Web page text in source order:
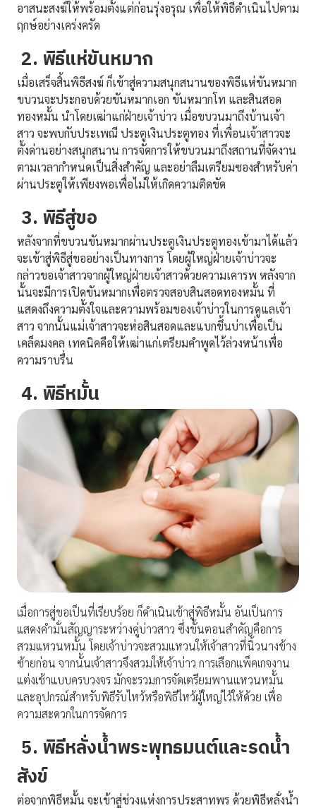
อาสนะสงฆ์ให้พร้อมตั้งแต่ก่อนรุ่งอรุณ เพื่อให้พิธีดำเนินไปตาม
ฤกษ์อย่างเคร่งครัด
2. พิธีแห่ขันหมาก
เมื่อเสร็จสิ้นพิธีสงฆ์ ก็เข้าสู่ความสนุกสนานของพิธีแห่ขันหมาก
ขบวนจะประกอบด้วยขันหมากเอก ขันหมากโท และสินสอด
ทองหมั้น นำโดยเฒ่าแก่ฝ่ายเจ้าบ่าว เมื่อขบวนมาถึงบ้านเจ้า
สาว จะพบกับประเพณี ประตูเงินประตูทอง ที่เพื่อนเจ้าสาวจะ
ตั้งด่านอย่างสนุกสนาน การจัดการให้ขบวนมาถึงสถานที่จัดงาน
ตามเวลากำหนดเป็นสิ่งสำคัญ และอย่าลืมเตรียมซองสำหรับค่า
ผ่านประตูให้เพียงพอเพื่อไม่ให้เกิดความติดขัด
3. พิธีสู่ขอ
หลังจากที่ขบวนขันหมากผ่านประตูเงินประตูทองเข้ามาได้แล้ว
จะเข้าสู่พิธีสู่ขออย่างเป็นทางการ โดยผู้ใหญ่ฝ่ายเจ้าบ่าวจะ
กล่าวขอเจ้าสาวจากผู้ใหญ่ฝ่ายเจ้าสาวด้วยความเคารพ หลังจาก
นั้นจะมีการเปิดขันหมากเพื่อตรวจสอบสินสอดทองหมั้น ที่
แสดงถึงความตั้งใจและความพร้อมของเจ้าบ่าวในการดูแลเจ้า
สาว จากนั้นแม่เจ้าสาวจะห่อสินสอดและแบกขึ้นบ่าเพื่อเป็น
เคล็ดมงคล เทคนิคคือให้เฒ่าแก่เตรียมคำพูดไว้ล่วงหน้าเพื่อ
ความราบรื่น
4. พิธีหมั้น
เมื่อการสู่ขอเป็นที่เรียบร้อย ก็ดำเนินเข้าสู่พิธีหมั้น อันเป็นการ
แสดงคำมั่นสัญญาระหว่างคู่บ่าวสาว ซึ่งขั้นตอนสำคัญคือการ
สวมแหวนหมั้น โดยเจ้าบ่าวจะสวมแหวนให้เจ้าสาวที่นิ้วนางข้าง
ซ้ายก่อน จากนั้นเจ้าสาวจึงสวมให้เจ้าบ่าว การเลือกแพ็คเกจงาน
แต่งเช้าแบบครบวงจร มักจะรวมการจัดเตรียมพานแหวนหมั้น
และอุปกรณ์สำหรับพิธีรับไหว้หรือพิธีไหว้ผู้ใหญ่ไว้ให้ด้วย เพื่อ
ความสะดวกในการจัดการ
5. พิธีหลั่งน้ำพระพุทธมนต์และรดน้ำ
สังข์
ต่อจากพิธีหมั้น จะเข้าสู่ช่วงแห่งการประสาทพร ด้วยพิธีหลั่งน้ำ